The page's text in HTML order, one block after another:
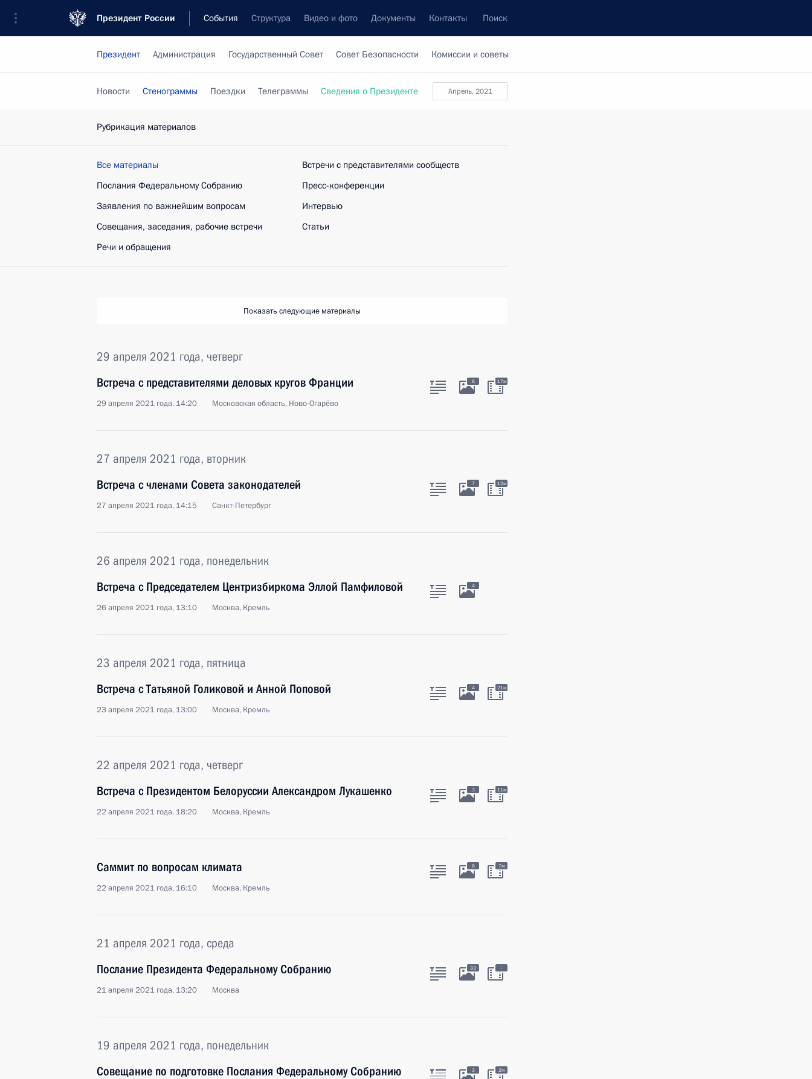
Президент России События Структура Видео и фото Документы Контакты Поиск
Президент Администрация Государственный Совет Совет Безопасности Комиссии и советы
апрель, 2021
Новости Стенограммы Поездки Телеграммы Сведения о Президенте
Рубрикация материалов
Все материалы
Послания Федеральному Собранию
Заявления по важнейшим вопросам
Совещания, заседания, рабочие встречи
Речи и обращения
Встречи с представителями сообществ
Пресс-конференции
Интервью
Статьи
Показать следующие материалы
29 апреля 2021 года, четверг
Встреча с представителями деловых кругов Франции
29 апреля 2021 года, 14:20 Московская область, Ново-Огарёво
6 17м
27 апреля 2021 года, вторник
Встреча с членами Совета законодателей
27 апреля 2021 года, 14:15 Санкт-Петербург
7 12м
26 апреля 2021 года, понедельник
Встреча с Председателем Центризбиркома Эллой Памфиловой
26 апреля 2021 года, 13:10 Москва, Кремль
4
23 апреля 2021 года, пятница
Встреча с Татьяной Голиковой и Анной Поповой
23 апреля 2021 года, 13:00 Москва, Кремль
4 21м
22 апреля 2021 года, четверг
Встреча с Президентом Белоруссии Александром Лукашенко
22 апреля 2021 года, 18:20 Москва, Кремль
3 11м
Саммит по вопросам климата
22 апреля 2021 года, 16:10 Москва, Кремль
6 7м
21 апреля 2021 года, среда
Послание Президента Федеральному Собранию
21 апреля 2021 года, 13:20 Москва
33 :
19 апреля 2021 года, понедельник
Совещание по подготовке Послания Федеральному Собранию
3 2м